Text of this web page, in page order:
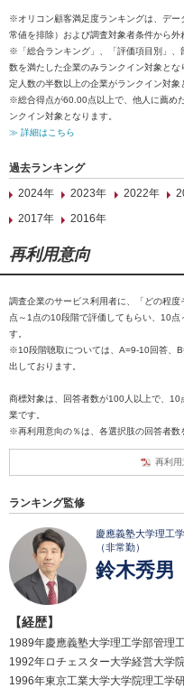
※オリコン顧客満足度ランキングは、デー
常値を排除）および調査対象者条件から外
※「総合ランキング」、「評価項目別」、
数を満たした企業のみランクイン対象と
定人数の半数以上の企業がランクイン対象
※総合得点が60.00点以上で、他人に薦め
ンクイン対象となります。
≫ 詳細はこちら
過去ランキング
2024年
2023年 2022年
2017年
2016年
再利用意向
調査企業のサービス利用者に、「どの程
点～1点の10段階で評価してもらい、10
す。
※10段階聴取については、A=9-10回答、
出しております。
商標対象は、回答者数が100人以上で、
業です。
※再利用意向の％は、各選択肢の回答者数
再利用
ランキング監修
慶應義塾大学理工
（非常勤）
鈴木秀男
【経歴】
1989年慶應義塾大学理工学部管理工
1992年ロチェスター大学経営大学
1996年東京工業大学大学院理工学